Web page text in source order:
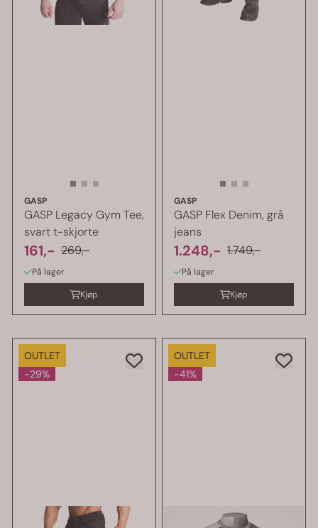
GASP
GASP Legacy Gym Tee,
svart t-skjorte
161,- 269,-
På lager
Kjøp
GASP
GASP Flex Denim, grå
jeans
1.248,- 1.749,-
På lager
Kjøp
OUTLET
-29%
OUTLET
-41%